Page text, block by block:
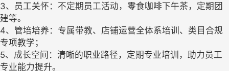
3、员工关怀：不定期员工活动，零食咖啡下午茶，定期团
建等。
4、管培培养：专属带教、店铺运营全体系培训、类目合规
专项教学；
5、成长空间：清晰的职业路径，定期专业培训，助力员工
专业能力提升。